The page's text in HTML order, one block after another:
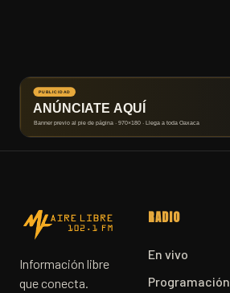
Información libre
que conecta.
RADIO
En vivo
Programación